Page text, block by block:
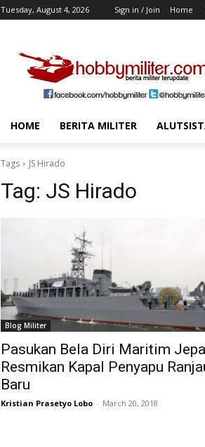
Tuesday, August 4, 2026 Sign in / Join Home
HOME BERITA MILITER
Tags JS Hirado
Tag: JS Hirado
Blog Militer
Pasukan Bela Diri Maritim
Resmikan Kapal Penyapu
Baru
Kristian Prasetyo Lobo - March 20, 2018